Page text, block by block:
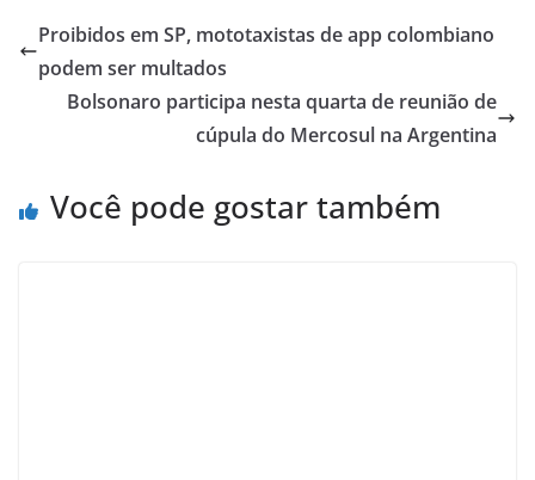
Proibidos em SP, mototaxistas de app colombiano
podem ser multados
Bolsonaro participa nesta quarta de reunião de
cúpula do Mercosul na Argentina
Você pode gostar também